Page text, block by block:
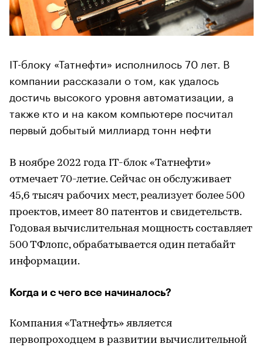
IT-блоку «Татнефти» исполнилось 70 лет. В
компании рассказали о том, как удалось
достичь высокого уровня автоматизации, а
также кто и на каком компьютере посчитал
первый добытый миллиард тонн нефти
В ноябре 2022 года IT-блок «Татнефти»
отмечает 70-летие. Сейчас он обслуживает
45,6 тысяч рабочих мест, реализует более 500
проектов, имеет 80 патентов и свидетельств.
Годовая вычислительная мощность составляет
500 ТФлопс, обрабатывается один петабайт
информации.
Когда и с чего все начиналось?
Компания «Татнефть» является
первопроходцем в развитии вычислительной